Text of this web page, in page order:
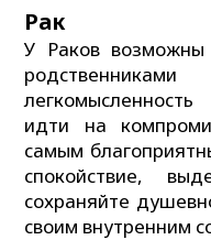
Рак
У Раков
идти на
самым
спокойствие,
сохраняйте
своим внутренним